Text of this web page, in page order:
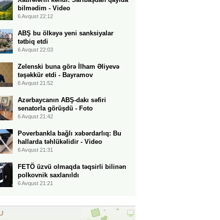
bilmədim - Video
6 Avqust 22:12
ABŞ bu ölkəyə yeni sanksiyalar
tətbiq etdi
6 Avqust 22:03
Zelenski buna görə İlham Əliyevə
təşəkkür etdi - Bayramov
6 Avqust 21:52
Azərbaycanın ABŞ-dakı səfiri
senatorla görüşdü - Foto
6 Avqust 21:42
Poverbankla bağlı xəbərdarlıq: Bu
hallarda təhlükəlidir - Video
6 Avqust 21:31
FETÖ üzvü olmaqda təqsirli bilinən
polkovnik saxlanıldı
6 Avqust 21:21